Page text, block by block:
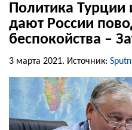
Политика
дают России
беспокойства –
3 марта 2021. Источник: